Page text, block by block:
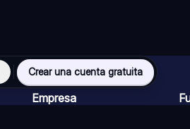
Crear una cuenta gratuita
Empresa